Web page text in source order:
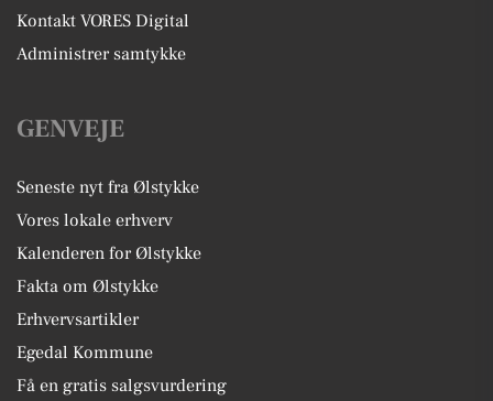
Kontakt VORES Digital
Administrer samtykke
GENVEJE
Seneste nyt fra Ølstykke
Vores lokale erhverv
Kalenderen for Ølstykke
Fakta om Ølstykke
Erhvervsartikler
Egedal Kommune
Få en gratis salgsvurdering